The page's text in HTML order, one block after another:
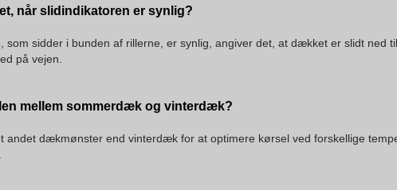
når slidindikatoren er synlig?
som sidder i bunden af rillerne, er synlig, angiver det, at dækket er slidt ned
på vejen.
mellem sommerdæk og vinterdæk?
andet dækmønster end vinterdæk for at optimere kørsel ved forskellige